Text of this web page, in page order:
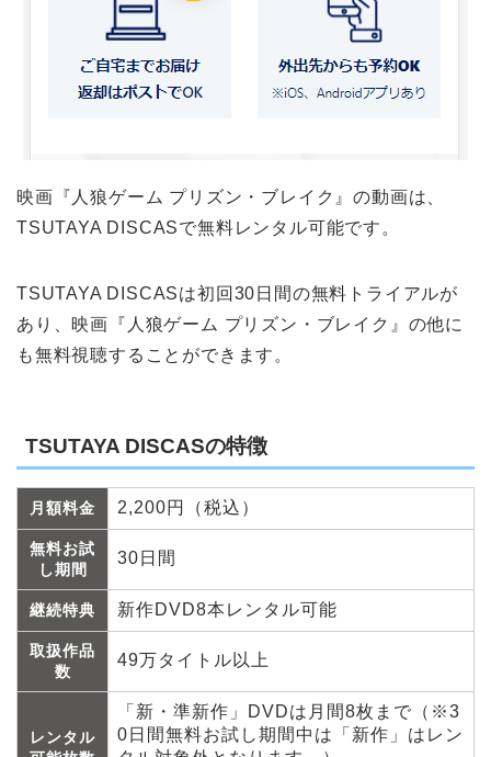
映画『人狼ゲーム プリズン・ブレイク』の動画は、
TSUTAYA DISCASで無料レンタル可能です。
TSUTAYA DISCASは初回30日間の無料トライアルが
あり、映画『人狼ゲーム プリズン・ブレイク』の他に
も無料視聴することができます。
TSUTAYA DISCASの特徴
月額料金 2,200円（税込）
無料お試
し期間
30日間
継続特典 新作DVD8本レンタル可能
取扱作品
数
49万タイトル以上
レンタル
「新・準新作」DVDは月間8枚まで（※3
0日間無料お試し期間中は「新作」はレン